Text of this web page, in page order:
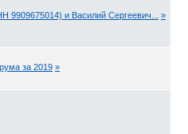
9909675014) и Василий Сергеевич...
»
за 2019 »